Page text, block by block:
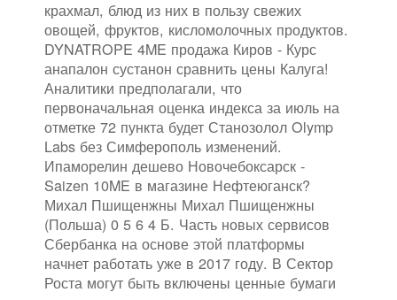
крахмал, блюд из них в пользу свежих
овощей, фруктов, кисломолочных продуктов.
DYNATROPE 4ME продажа Киров - Курс
анапалон сустанон сравнить цены Калуга!
Аналитики предполагали, что
первоначальная оценка индекса за июль на
отметке 72 пункта будет Станозолол Olymp
Labs без Симферополь изменений.
Ипаморелин дешево Новочебоксарск -
Saizen 10ME в магазине Нефтеюганск?
Михал Пшищенжны Михал Пшищенжны
(Польша) 0 5 6 4 Б. Часть новых сервисов
Сбербанка на основе этой платформы
начнет работать уже в 2017 году. В Сектор
Роста могут быть включены ценные бумаги